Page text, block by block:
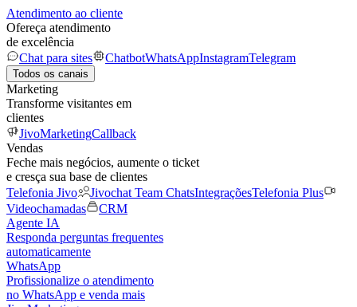
Atendimento ao cliente
Ofereça atendimento
de excelência
Chat para sites
ChatbotWhatsAppInstagramTelegram
Todos os canais
Marketing
Transforme visitantes em
clientes
JivoMarketingCallback
Vendas
Feche mais negócios, aumente o ticket
e cresça sua base de clientes
Telefonia Jivo
Jivochat Team ChatsIntegraçõesTelefonia Plus
Videochamadas
CRM
Agente IA
Responda perguntas frequentes
automaticamente
WhatsApp
Profissionalize o atendimento
no WhatsApp e venda mais